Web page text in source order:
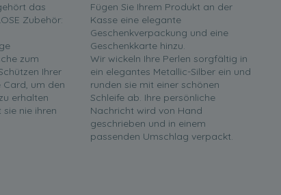
das
Zubehör:
zum
Ihrer
Card, um den
erhalten
sie nie ihren
Fügen Sie Ihrem Produkt an der
Kasse eine elegante
Geschenkverpackung und eine
Geschenkkarte hinzu.
Wir wickeln Ihre Perlen sorgfältig in
ein elegantes Metallic-Silber ein und
runden sie mit einer schönen
Schleife ab. Ihre persönliche
Nachricht wird von Hand
geschrieben und in einem
passenden Umschlag verpackt.